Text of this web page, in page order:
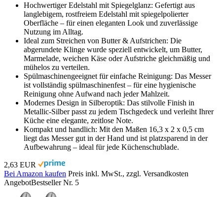
Hochwertiger Edelstahl mit Spiegelglanz: Gefertigt aus
langlebigem, rostfreiem Edelstahl mit spiegelpolierter
Oberfläche – für einen eleganten Look und zuverlässige
Nutzung im Alltag.
Ideal zum Streichen von Butter & Aufstrichen: Die
abgerundete Klinge wurde speziell entwickelt, um Butter,
Marmelade, weichen Käse oder Aufstriche gleichmäßig und
mühelos zu verteilen.
Spülmaschinengeeignet für einfache Reinigung: Das Messer
ist vollständig spülmaschinenfest – für eine hygienische
Reinigung ohne Aufwand nach jeder Mahlzeit.
Modernes Design in Silberoptik: Das stilvolle Finish in
Metallic-Silber passt zu jedem Tischgedeck und verleiht Ihrer
Küche eine elegante, zeitlose Note.
Kompakt und handlich: Mit den Maßen 16,3 x 2 x 0,5 cm
liegt das Messer gut in der Hand und ist platzsparend in der
Aufbewahrung – ideal für jede Küchenschublade.
2,63 EUR
Bei Amazon kaufen Preis inkl. MwSt., zzgl. Versandkosten
AngebotBestseller Nr. 5